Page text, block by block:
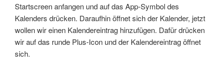
Startscreen anfangen und auf das App-Symbol des
Kalenders drücken. Daraufhin öffnet sich der Kalender, jetzt
wollen wir einen Kalendereintrag hinzufügen. Dafür drücken
wir auf das runde Plus-Icon und der Kalendereintrag öffnet
sich.